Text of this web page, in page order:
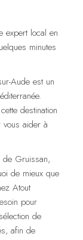
expert local en
minutes
Aude est un
destination
aider à
Gruissan,
de mieux que
Atout
pour
de
afin de